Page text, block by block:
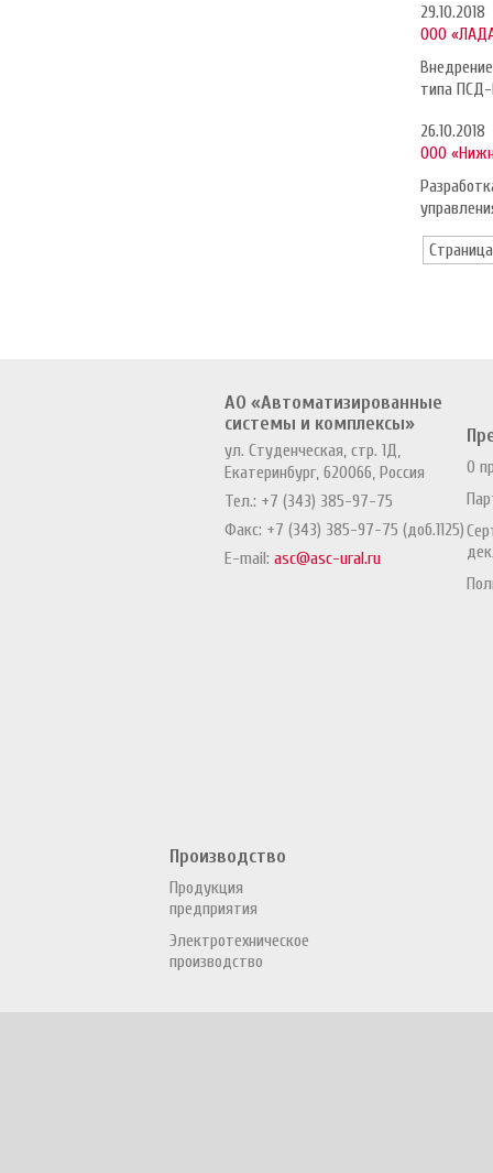
29.10.2018
ООО
типа
26.10.2018
ООО
АО «Автоматизированные
системы и комплексы»
ул. Студенческая, стр. 1Д,
Екатеринбург, 620066, Россия
Тел.: +7 (343) 385-97-75
Факс: +7 (343) 385-97-75 (доб.1125)
E-mail: asc@asc-ural.ru
О
Производство
Продукция
предприятия
Электротехническое
производство